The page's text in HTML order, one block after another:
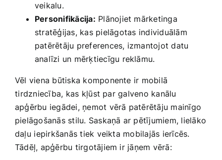
veikalu.
Personifikācija: Plānojiet ‌mārketinga
stratēģijas, kas pielāgotas ⁣individuālām
patērētāju preferences, izmantojot datu
analīzi un mērķtiecīgu reklāmu.
Vēl viena būtiska komponente ir mobilā
⁣tirdzniecība, kas⁣ kļūst par galveno kanālu
apģērbu iegādei, ‍ņemot vērā patērētāju mainīgo
pielāgošanās stilu. Saskaņā ar pētījumiem, lielāko‌
daļu ⁢iepirkšanās tiek veikta mobilajās ierīcēs.
Tādēļ,​ apģērbu tirgotājiem ir jāņem vērā: